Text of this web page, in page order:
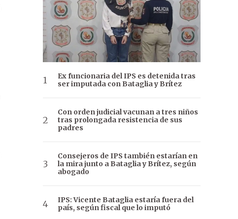
Ex funcionaria del IPS es detenida tras
ser imputada con Bataglia y Brítez
Con orden judicial vacunan a tres niños
tras prolongada resistencia de sus
padres
Consejeros de IPS también estarían en
la mira junto a Bataglia y Brítez, según
abogado
IPS: Vicente Bataglia estaría fuera del
país, según fiscal que lo imputó